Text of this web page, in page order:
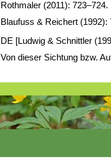
Rothmaler (2011): 723–724.
Blaufuss & Reichert (1992):
DE [Ludwig & Schnittler
Von dieser Sichtung bzw.